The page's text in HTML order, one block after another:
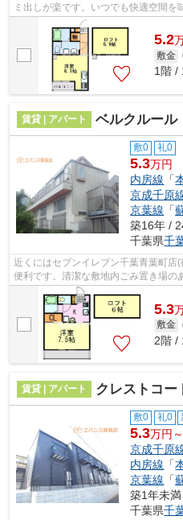
ミ出しが楽です。いつでも快適空間を
ト。ぜひ一度見ていただきたい、「エ
5.2
敷金
1階 /
賃貸 | アパート ベルクルール
敷0 礼0
5.3万円
内房線 「
京成千原
京葉線 「
築16年 /
千葉県千
近くにはセブンイレブン千葉青葉町店
便利です。清潔な敷地内ごみ置き場の
用をお支払いいただける物件です。ぜ...
5.3
敷金
2階 /
賃貸 | アパート クレストコー
敷0 礼0
5.3万円
京成千原
内房線 「
京葉線 「
築1年未
千葉県千